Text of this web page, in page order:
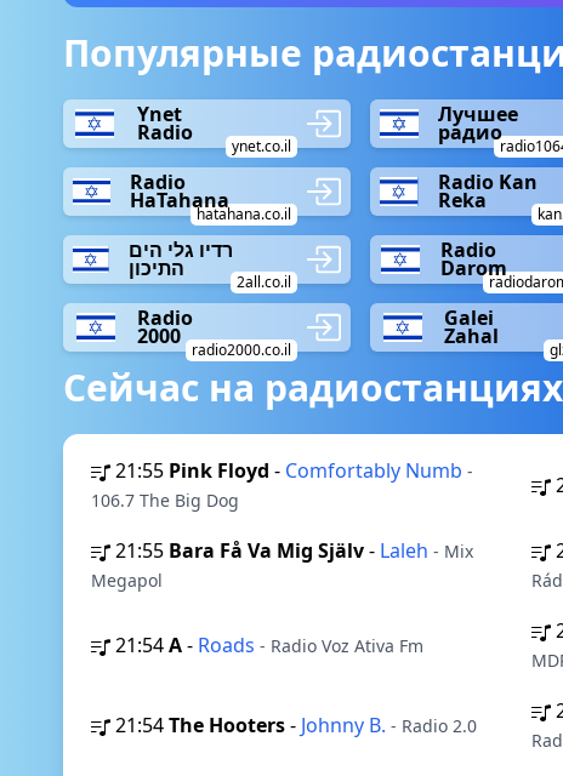
Популярные
Ynet
Radio
ynet.co.il
Лучшее
радио
Radio
HaTahana
hatahana.co.il
Radio Kan
Reka
רדיו גלי הים
התיכון
2all.co.il
Radio
Darom
Radio
2000
radio2000.co.il
Galei
Zahal
Сейчас на радиостанциях
21:55 Pink Floyd - Comfortably Numb -
106.7 The Big Dog
21:55 Bara Få Va Mig Själv- Laleh - Mix
Megapol
21:54A- Roads - Radio Voz Ativa Fm
21:54The Hooters- Johnny B. - Radio 2.0